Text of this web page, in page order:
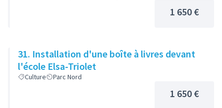
1 650 €
31. Installation d'une boîte à livres devant
l'école Elsa-Triolet
Culture Parc Nord
1 650 €